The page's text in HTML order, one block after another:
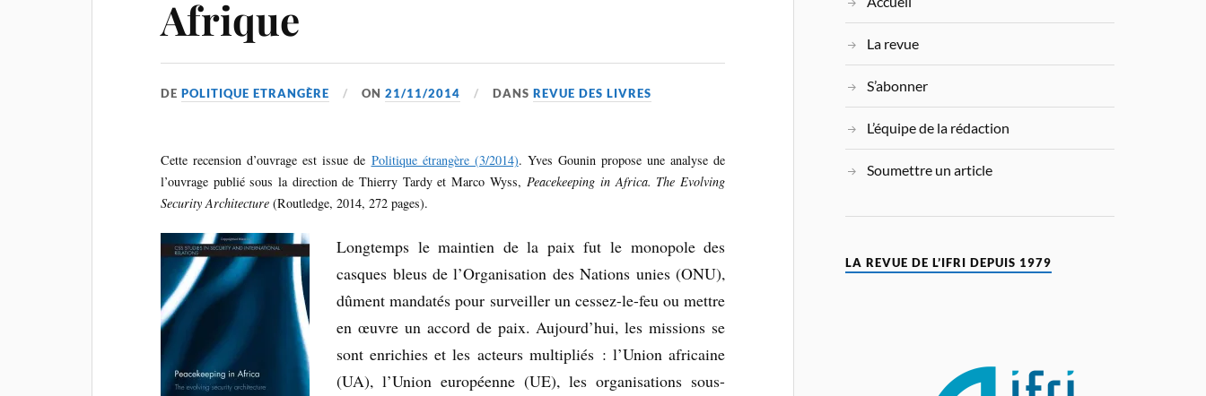
Afrique
DEPOLITIQUE ETRANGÈRE ON21/11/2014 DANSREVUE DES LIVRES
Cette recension d’ouvrage est issue de Politique étrangère (3/2014). Yves Gounin propose une analyse de
l’ouvrage publié sous la direction de Thierry Tardy et Marco Wyss,Peacekeeping in Africa. The Evolving
Security Architecture(Routledge, 2014, 272 pages).
Longtemps le maintien de la paix fut le monopole des
casques bleus de l’Organisation des Nations unies (ONU),
dûment mandatés pour surveiller un cessez-le-feu ou mettre
en œuvre un accord de paix. Aujourd’hui, les missions se
sont enrichies et les acteurs multipliés : l’Union africaine
(UA), l’Union européenne (UE), les organisations sous-
La revue
S’abonner
L’équipe de la rédaction
Soumettre un article
LA REVUE DE L’IFRI DEPUIS 1979